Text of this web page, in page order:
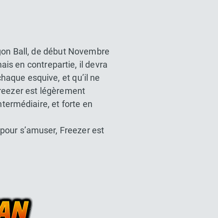
Ball, de début Novembre
en contrepartie, il devra
esquive, et qu’il ne
est légèrement
et forte en
s’amuser, Freezer est